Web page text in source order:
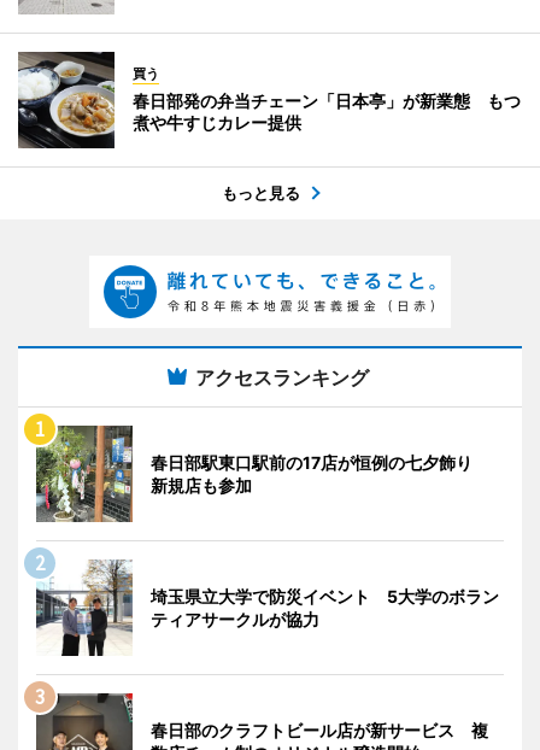
買う
春日部発の弁当チェーン「日本亭」が新業態 もつ
煮や牛すじカレー提供
もっと見る
アクセスランキング
春日部駅東口駅前の17店が恒例の七夕飾り
新規店も参加
埼玉県立大学で防災イベント 5大学のボラン
ティアサークルが協力
春日部のクラフトビール店が新サービス 複